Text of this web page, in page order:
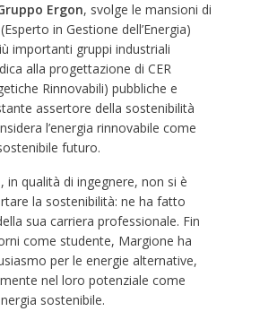
Ergon, svolge le mansioni di
in Gestione dell’Energia)
importanti gruppi industriali
alla progettazione di CER
Rinnovabili) pubbliche e
assertore della sostenibilità
l’energia rinnovabile come
futuro.
in qualità di ingegnere, non si è
la sostenibilità: ne ha fatto
sua carriera professionale. Fin
come studente, Margione ha
per le energie alternative,
nel loro potenziale come
sostenibile.